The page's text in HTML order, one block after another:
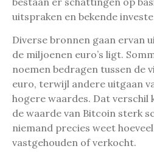
uitspraken en bekende
Diverse bronnen gaan ervan
de miljoenen euro’s ligt.
noemen bedragen tussen de
euro, terwijl andere uitgaan
hogere waardes. Dat
de waarde van Bitcoin sterk
niemand precies weet
vastgehouden of verkocht.